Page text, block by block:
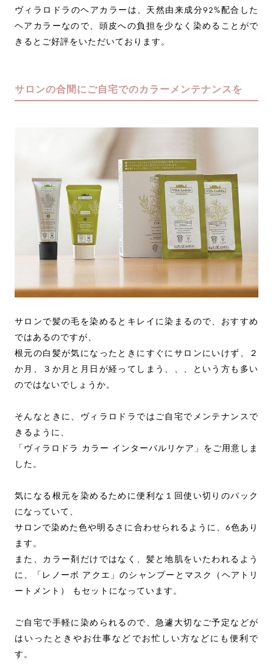
ヴィラロドラのヘアカラーは、天然由来成分92%配合した
ヘアカラーなので、頭皮への負担を少なく染めることがで
きるとご好評をいただいております。
サロンの合間にご自宅でのカラーメンテナンスを
サロンで髪の毛を染めるとキレイに染まるので、おすすめ
ではあるのですが、
根元の白髪が気になったときにすぐにサロンにいけず、２
か月、３か月と月日が経ってしまう、、、という方も多い
のではないでしょうか。
そんなときに、ヴィラロドラではご自宅でメンテナンスで
きるように、
「ヴィラロドラ カラー インターバルリケア」をご用意しま
した。
気になる根元を染めるために便利な１回使い切りのパック
になっていて、
サロンで染めた色や明るさに合わせられるように、6色あり
ます。
また、カラー剤だけではなく、髪と地肌をいたわれるよう
に、「レノーボ アクエ」のシャンプーとマスク（ヘアトリ
ートメント） もセットになっています。
ご自宅で手軽に染められるので、急遽大切なご予定などが
はいったときやお仕事などでお忙しい方などにも便利で
す。